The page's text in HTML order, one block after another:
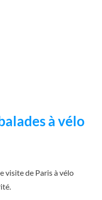
à vélo
visite de Paris à vélo